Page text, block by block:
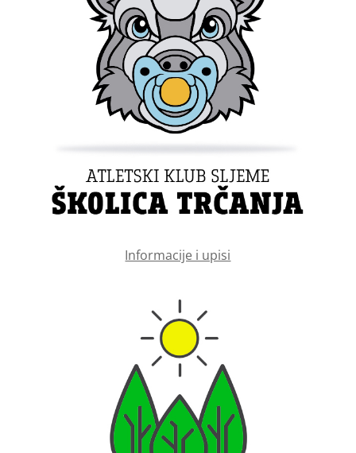
Informacije i upisi